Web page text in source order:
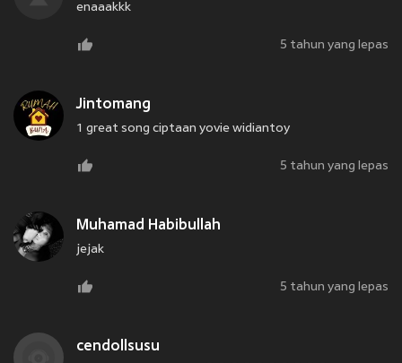
enaaakkk
5 tahun yang lepas
Jintomang
1 great song ciptaan yovie widiantoy
5 tahun yang lepas
Muhamad Habibullah
jejak
5 tahun yang lepas
cendollsusu